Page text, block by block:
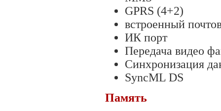
GPRS (4+2)
встроенный
ИК порт
Передача видео
Синхронизация
SyncML DS
Память